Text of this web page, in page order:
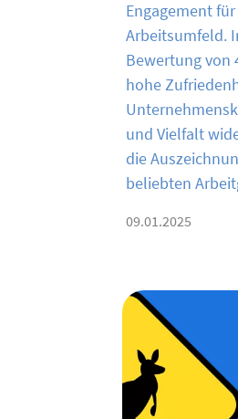
Engagement
Arbeitsumfeld.
Bewertung von
hohe
und Vielfalt
die
beliebten
09.01.2025